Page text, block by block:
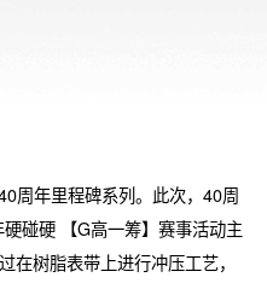
周年里程碑系列。此次，40周
碰硬 【G高一筹】赛事活动主
在树脂表带上进行冲压工艺，